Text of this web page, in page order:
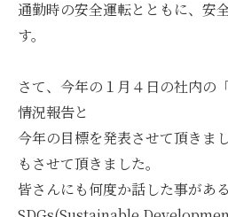
通勤時の安全運転とともに、安
す。
さて、今年の１月４日の社内の
情況報告と
今年の目標を発表させて頂きま
もさせて頂きました。
皆さんにも何度か話した事があ